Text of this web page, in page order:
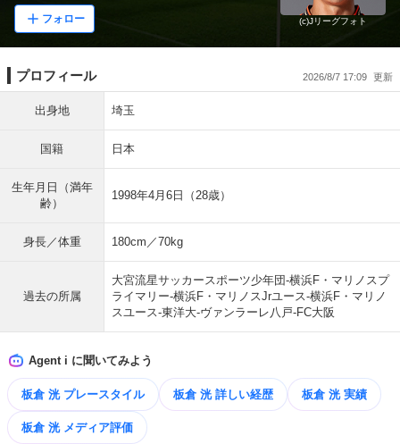
フォロー (c)Jリーグフォト
プロフィール 2026/8/7 17:09
出身地 埼玉
国籍 日本
生年月日（満年
齢）
1998年4月6日（28歳）
身長／体重 180cm／70kg
過去の所属
大宮流星サッカースポーツ少年団-横浜F・マリノスプ
ライマリー-横浜F・マリノスJrユース-横浜F・マリノ
スユース-東洋大-ヴァンラーレ八戸-FC大阪
Agent i に聞いてみよう
板倉 洸 プレースタイル 板倉 洸 詳しい経歴 板倉 洸 実績
板倉 洸 メディア評価